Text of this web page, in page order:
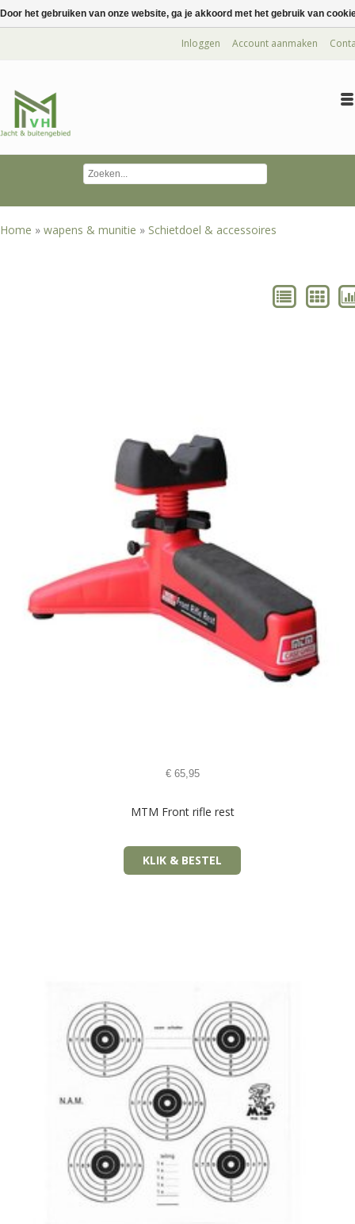
Inloggen Account aanmaken
Home » wapens & munitie » Schietdoel & accessoires
€65,95
MTM Front rifle rest
KLIK & BESTEL
Door het gebruiken van onze website, ga je akkoord met het gebruik van